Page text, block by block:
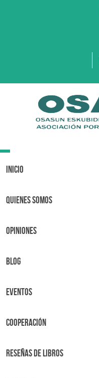
Toggle
Inicio
Quienes Somos
OPINIONES
BLOG
Eventos
Cooperación
Reseñas de libros